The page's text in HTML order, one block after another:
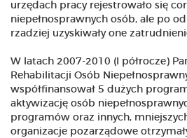
urzędach pracy rejestrowało się
niepełnosprawnych osób, ale po
rzadziej uzyskiwały one
W latach 2007-2010 (I półrocze)
Rehabilitacji Osób
współfinansował 5 dużych
aktywizację osób
programów oraz innych,
organizacje pozarządowe